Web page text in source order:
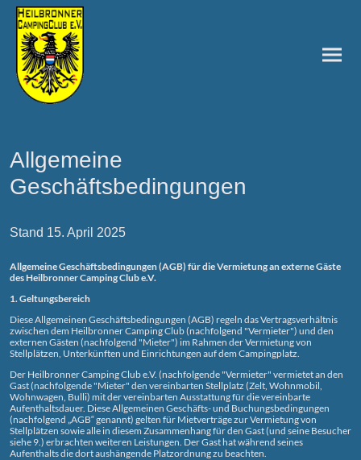
Allgemeine
Geschäftsbedingungen
Stand 15. April 2025
Allgemeine Geschäftsbedingungen (AGB) für die Vermietung an externe Gäste
des Heilbronner Camping Club e.V.
1. Geltungsbereich
Diese Allgemeinen Geschäftsbedingungen (AGB) regeln das Vertragsverhältnis
zwischen dem Heilbronner Camping Club (nachfolgend "Vermieter") und den
externen Gästen (nachfolgend "Mieter") im Rahmen der Vermietung von
Stellplätzen, Unterkünften und Einrichtungen auf dem Campingplatz.
Der Heilbronner Camping Club e.V. (nachfolgende "Vermieter" vermietet an den
Gast (nachfolgende "Mieter" den vereinbarten Stellplatz (Zelt, Wohnmobil,
Wohnwagen, Bulli) mit der vereinbarten Ausstattung für die vereinbarte
Aufenthaltsdauer. Diese Allgemeinen Geschäfts- und Buchungsbedingungen
(nachfolgend „AGB“ genannt) gelten für Mietverträge zur Vermietung von
Stellplätzen sowie alle in diesem Zusammenhang für den Gast (und seine Besucher
siehe 9.) erbrachten weiteren Leistungen. Der Gast hat während seines
Aufenthalts die dort aushängende Platzordnung zu beachten.